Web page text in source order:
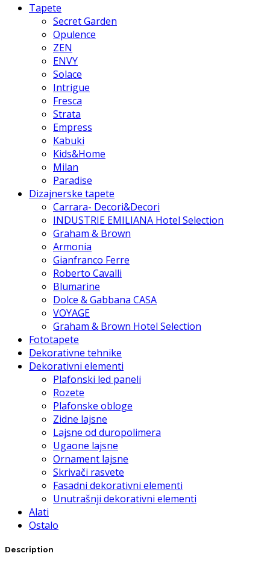
Tapete
Secret Garden
Opulence
ZEN
ENVY
Solace
Intrigue
Fresca
Strata
Empress
Kabuki
Kids&Home
Milan
Paradise
Dizajnerske tapete
Carrara- Decori&Decori
INDUSTRIE EMILIANA Hotel Selection
Graham & Brown
Armonia
Gianfranco Ferre
Roberto Cavalli
Blumarine
Dolce & Gabbana CASA
VOYAGE
Graham & Brown Hotel Selection
Fototapete
Dekorativne tehnike
Dekorativni elementi
Plafonski led paneli
Rozete
Plafonske obloge
Zidne lajsne
Lajsne od duropolimera
Ugaone lajsne
Ornament lajsne
Skrivači rasvete
Fasadni dekorativni elementi
Unutrašnji dekorativni elementi
Alati
Ostalo
Description